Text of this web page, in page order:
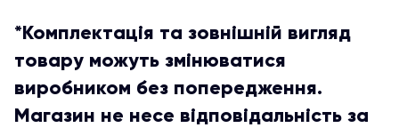
*Комплектація та зовнішній вигляд
товару можуть змінюватися
виробником без попередження.
Магазин не несе відповідальність за